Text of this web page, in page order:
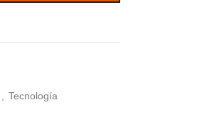
Tecnología